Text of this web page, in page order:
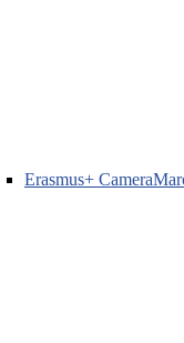
Erasmus+